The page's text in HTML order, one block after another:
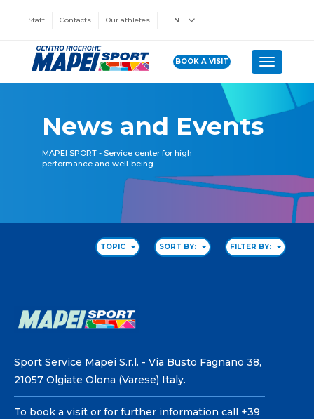
Staff Contacts Our athletes EN
BOOK A VISIT Toggle
News and Events
MAPEI SPORT - Service center for high
performance and well-being.
TOPIC SORT BY: FILTER BY:
Sport Service Mapei S.r.l. - Via Busto Fagnano 38,
21057 Olgiate Olona (Varese) Italy.
To book a visit or for further information call +39